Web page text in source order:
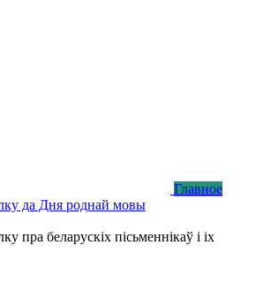
Главное
да Дня роднай мовы
пра беларускіх пісьменнікаў і іх